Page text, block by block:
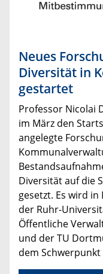
Neues
Diversität in
gestartet
Professor Nicolai
im März den
angelegte
Diversität auf die
gesetzt. Es wird
der Ruhr-
Öffentliche
und der TU
dem